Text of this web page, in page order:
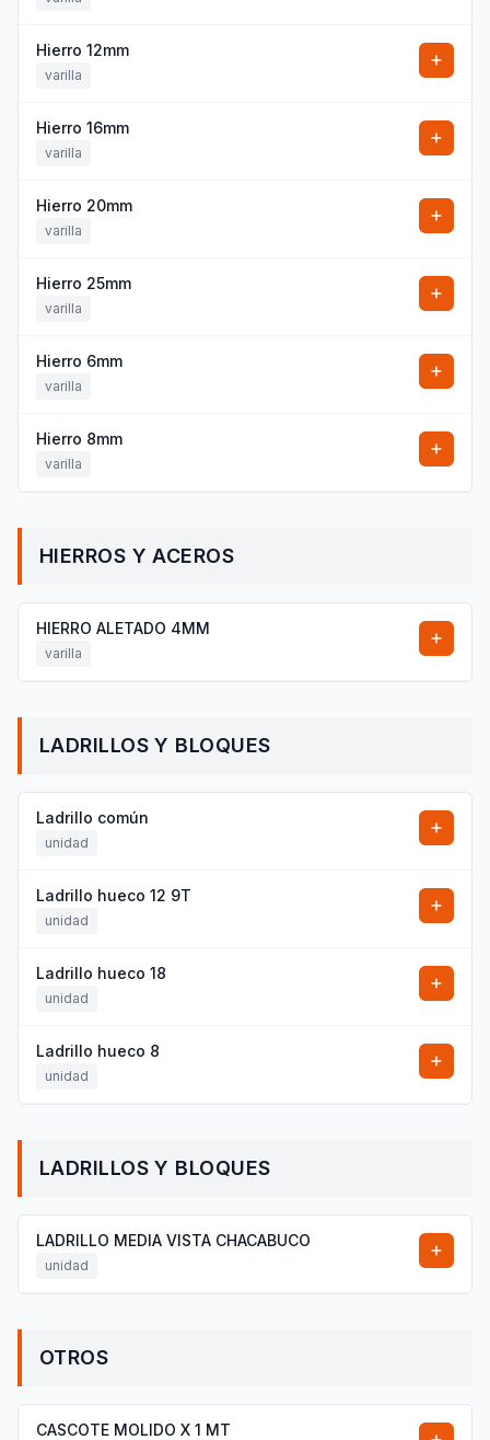
Hierro 12mm
varilla
Hierro 16mm
varilla
Hierro 20mm
varilla
Hierro 25mm
varilla
Hierro 6mm
varilla
Hierro 8mm
varilla
HIERROS Y ACEROS
HIERRO ALETADO 4MM
varilla
LADRILLOS Y BLOQUES
Ladrillo común
unidad
Ladrillo hueco 12 9T
unidad
Ladrillo hueco 18
unidad
Ladrillo hueco 8
unidad
LADRILLOS Y BLOQUES
LADRILLO MEDIA VISTA CHACABUCO
unidad
OTROS
CASCOTE MOLIDO X 1 MT